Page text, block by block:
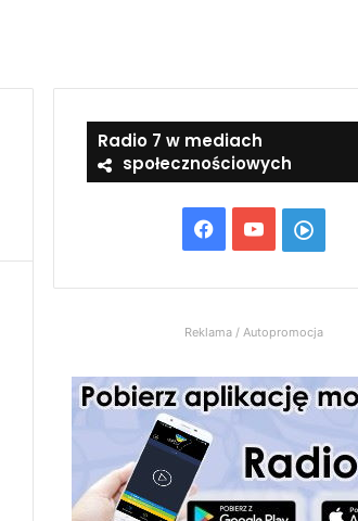
Radio 7 w mediach
społecznościowych
Facebook
YouTubeWłącz
Reklama / Autopromocja